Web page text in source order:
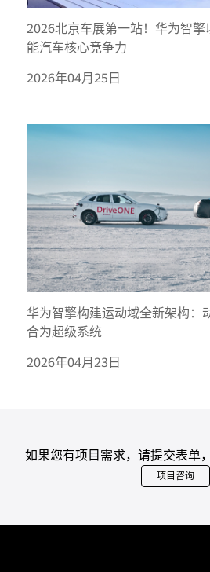
2026北京车展第一站！华为智擎
能汽车核心竞争力
2026年04月25日
华为智擎构建运动域全新架构：
合为超级系统
2026年04月23日
如果您有项目需求，请提交表单
项目咨询